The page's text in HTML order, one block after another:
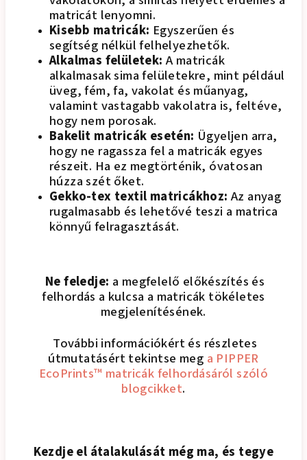
matricát lenyomni.
Kisebb matricák: Egyszerűen és
segítség nélkül felhelyezhetők.
Alkalmas felületek:A matricák
alkalmasak sima felületekre, mint például
üveg, fém, fa, vakolat és műanyag,
valamint vastagabb vakolatra is, feltéve,
hogy nem porosak.
Bakelit matricák esetén: Ügyeljen arra,
hogy ne ragassza fel a matricák egyes
részeit. Ha ez megtörténik, óvatosan
húzza szét őket.
Gekko-tex textil matricákhoz:Az anyag
rugalmasabb és lehetővé teszi a matrica
könnyű felragasztását.
Ne feledje: a megfelelő előkészítés és
felhordás a kulcsa a matricák tökéletes
megjelenítésének.
További információkért és részletes
útmutatásért tekintse meg a PIPPER
EcoPrints™ matricák felhordásáról szóló
blogcikket.
Kezdje el átalakulását még ma, és tegye